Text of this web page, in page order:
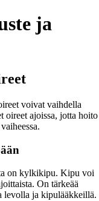
ja
voivat vaihdella
oireet ajoissa, jotta hoito
on kylkikipu. Kipu voi
On tärkeää
levolla ja kipulääkkeillä.